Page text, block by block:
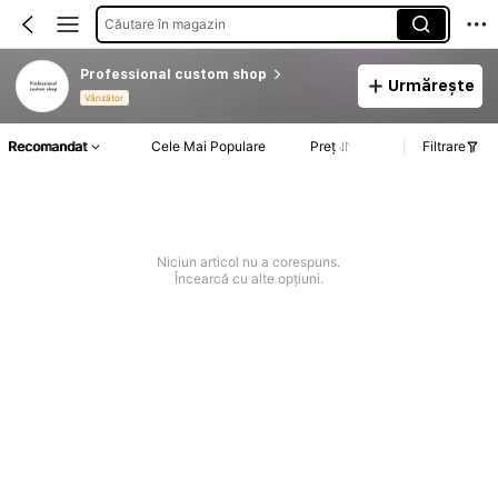
Căutare în magazin
Professional custom shop
Vânzător
Urmărește
Recomandat Cele Mai Populare Preț Filtrare
Niciun articol nu a corespuns.
Încearcă cu alte opțiuni.